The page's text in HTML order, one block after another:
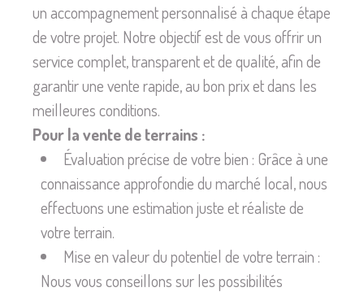
un accompagnement personnalisé à chaque étape
de votre projet. Notre objectif est de vous offrir un
service complet, transparent et de qualité, afin de
garantir une vente rapide, au bon prix et dans les
meilleures conditions.
Pour la vente de terrains :
Évaluation précise de votre bien : Grâce à une
connaissance approfondie du marché local, nous
effectuons une estimation juste et réaliste de
votre terrain.
Mise en valeur du potentiel de votre terrain :
Nous vous conseillons sur les possibilités